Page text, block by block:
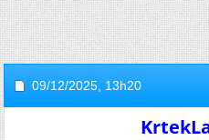
09/12/2025, 13h20